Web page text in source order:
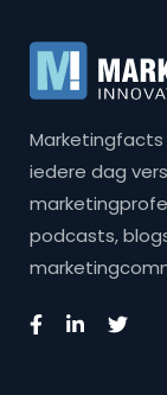
iedere dag
podcasts,